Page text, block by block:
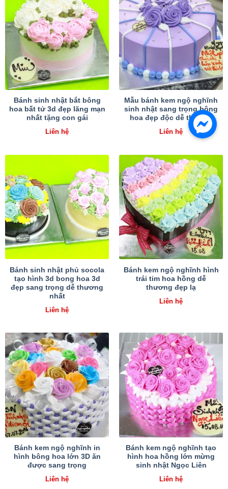
Bánh sinh nhật bắt bông
hoa bất tử 3d đẹp lãng mạn
nhất tặng con gái
Liên hệ
Mẫu bánh kem ngộ nghĩnh
sinh nhật sang trọng bông
hoa đẹp độc dễ thương
Liên hệ
Bánh sinh nhật phủ socola
tạo hình 3d bong hoa 3d
đẹp sang trọng dễ thương
nhất
Liên hệ
Bánh kem ngộ nghĩnh hình
trái tim hoa hồng dễ
thương đẹp lạ
Liên hệ
Bánh kem ngộ nghĩnh in
hình bông hoa lớn 3D ăn
được sang trọng
Liên hệ
Bánh kem ngộ nghĩnh tạo
hình hoa hồng lớn mừng
sinh nhật Ngọc Liên
Liên hệ